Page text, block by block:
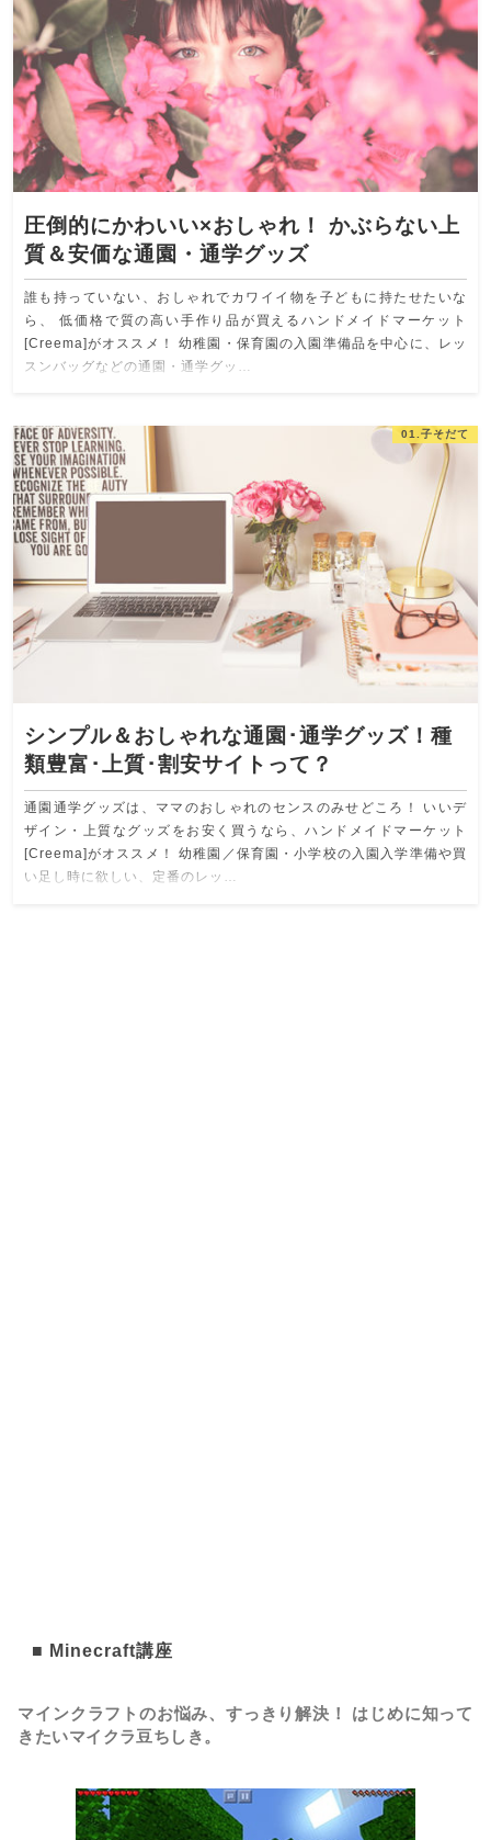
圧倒的にかわいい×おしゃれ！ かぶらない上
質＆安価な通園・通学グッズ
誰も持っていない、おしゃれでカワイイ物を子どもに持たせたいな
ら、 低価格で質の高い手作り品が買えるハンドメイドマーケット
[Creema]がオススメ！ 幼稚園・保育園の入園準備品を中心に、レッ
スンバッグなどの通園・通学グッ…
01.子そだて
シンプル＆おしゃれな通園･通学グッズ！種
類豊富･上質･割安サイトって？
通園通学グッズは、ママのおしゃれのセンスのみせどころ！ いいデ
ザイン・上質なグッズをお安く買うなら、ハンドメイドマーケット
[Creema]がオススメ！ 幼稚園／保育園・小学校の入園入学準備や買
い足し時に欲しい、定番のレッ…
■ Minecraft講座
マインクラフトのお悩み、すっきり解決！ はじめに知って
きたいマイクラ豆ちしき。